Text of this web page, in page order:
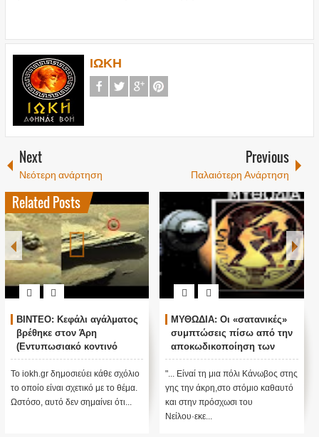
ΙΩΚΗ
Next
Νεότερη ανάρτηση
Previous
Παλαιότερη Ανάρτηση
Related Posts
ΒΙΝΤΕΟ: Κεφάλι αγάλματος
βρέθηκε στον Άρη
(Εντυπωσιακό κοντινό
πλάνο)
Το iokh.gr δημοσιεύει κάθε σχόλιο
το οποίο είναι σχετικό με το θέμα.
Ωστόσο, αυτό δεν σημαίνει ότι...
ΜΥΘΩΔΙΑ: Οι «σατανικές»
συμπτώσεις πίσω από την
αποκωδικοποίηση των
στίχων της
"... Είναί τη μια πόλι Κάνωβος στης
γης την άκρη,στο στόμιο καθαυτό
και στην πρόσχωσι του
Νείλου·εκε...